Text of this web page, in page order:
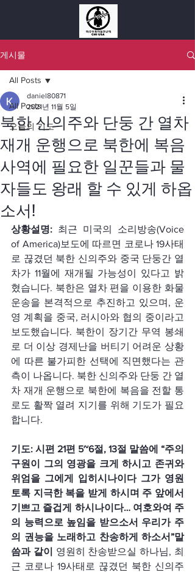
게시물
All Posts
오늘의 기도
All Posts
북한 신의주와 단둥 간 열차
재개 운행으로 북한에 복음
사역에 필요한 일꾼들과 물
자들도 왕래 할 수 있게 하옵
소서!
daniel80871
2021년 11월 5일
상황설명: 최근 미국의 소리방송(Voice
of America)보도에 따르면 코로나 19사태
로 끊겼던 북한 신의주와 중국 단둥간 열
차가 11월에 재개될 가능성이 있다고 밝
혔습니다. 북한은 열차 편을 이용한 화물
운송을 본격적으로 추진하고 있으며, 운
영 계획을 중국, 러시아와 협의 중이라고
보도했습니다. 북한이 장기간 무역 봉쇄
로 더 이상 경제난을 버티기 어려운 상황
에 따른 불가피한 선택에 직면했다는 관
측이 나옵니다. 북한 신의주와 단둥 간 열
차 재개 운행으로 북한에 복음을 전할 통
로도 활짝 열려 지기를 위해 기도가 필요
합니다.
기도: 시편 21편 5~6절, 13절 말씀에 “주의
구원이 그의 영광을 크게 하시고 존귀와
위엄을 그에게 입히시나이다 그가 영원
토록 지극한 복을 받게 하시며 주 앞에서
기쁘고 즐겁게 하시나이다… 여호와여 주
의 능력으로 높임을 받으소서 우리가 주
의 권능을 노래하고 찬송하게 하소서”말
씀과 같이 영원히 찬송받으실 하나님, 최
근 코로나 19사태로 끊겼던 북한 신의주